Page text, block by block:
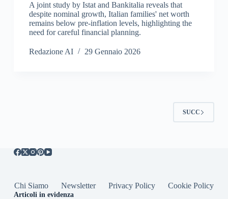
A joint study by Istat and Bankitalia reveals that
despite nominal growth, Italian families' net worth
remains below pre-inflation levels, highlighting the
need for careful financial planning.
Redazione AI 29 Gennaio 2026
SUCC
Chi Siamo Newsletter Privacy Policy Cookie Policy
Articoli in evidenza